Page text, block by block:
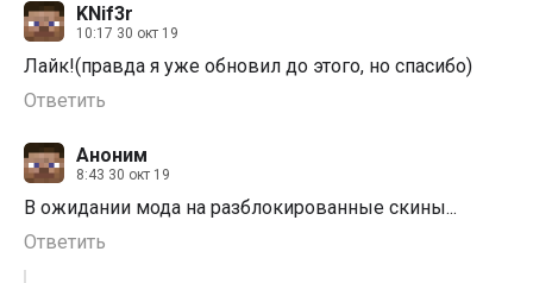
KNif3r
10:17 30 окт 19
Лайк!(правда я уже обновил до этого, но спасибо)
Ответить
Аноним
8:43 30 окт 19
В ожидании мода на разблокированные скины...
Ответить